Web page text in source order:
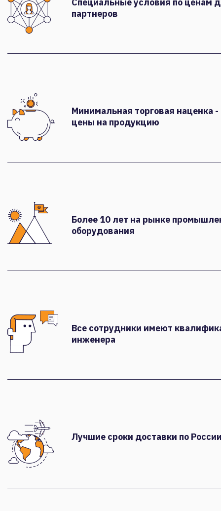
партнеров
Минимальная торговая наценка
цены на продукцию
Более 10 лет на рынке
оборудования
Все сотрудники имеют
инженера
Лучшие сроки доставки по